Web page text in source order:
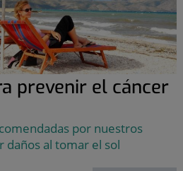
prevenir el cáncer
por nuestros
daños al tomar el sol